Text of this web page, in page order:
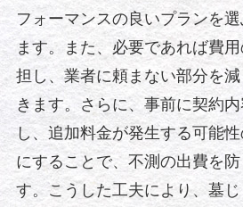
フォーマンスの良いプランを
ます。また、必要であれば費
担し、業者に頼まない部分を
きます。さらに、事前に契約
し、追加料金が発生する可能
にすることで、不測の出費を
す。こうした工夫により、墓